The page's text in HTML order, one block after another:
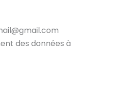
des données à